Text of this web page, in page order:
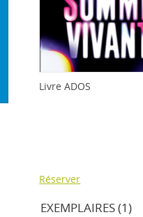
Livre ADOS
Réserver
EXEMPLAIRES (1)